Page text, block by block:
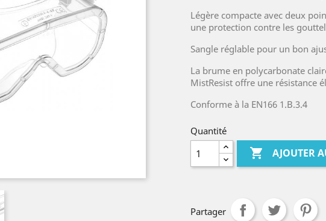
Légère compacte avec deux
une protection contre les
Sangle réglable pour un bon
La brume en polycarbonate
MistResist offre une résistance
Conforme à la EN166 1.B.3.4
Quantité
 AJOUTER
Partager